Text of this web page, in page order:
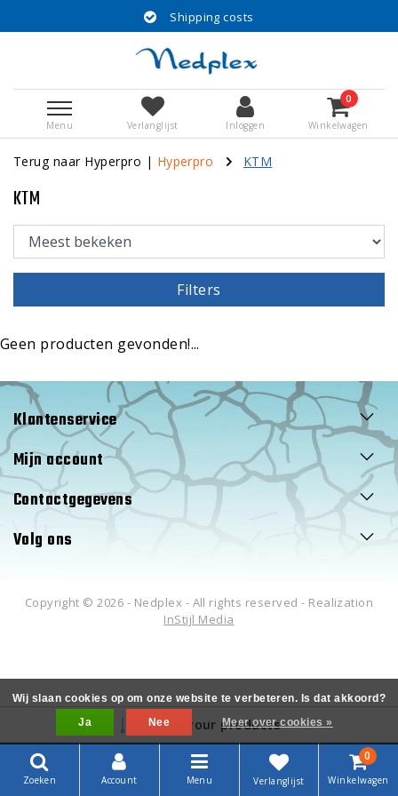
Shipping costs
Menu Verlanglijst Inloggen
0
Winkelwagen
Terug naar Hyperpro | Hyperpro KTM
KTM
Filters
Geen producten gevonden!...
Klantenservice
Mijn account
Contactgegevens
Volg ons
Copyright © 2026 - Nedplex - All rights reserved - Realization
InStijl Media
Filter your products
Zoeken Account Menu Verlanglijst
0
Winkelwagen
Wij slaan cookies op om onze website te verbeteren. Is dat akkoord?
Ja
Nee Meer over cookies »